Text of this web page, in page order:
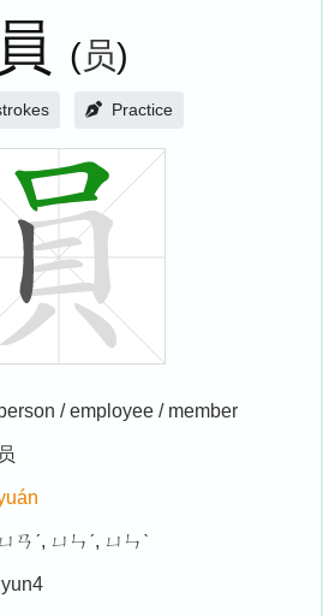
員 (员)
Practice
/ employee / member
员
ㄩㄢˊ, ㄩㄣˊ, ㄩㄣˋ